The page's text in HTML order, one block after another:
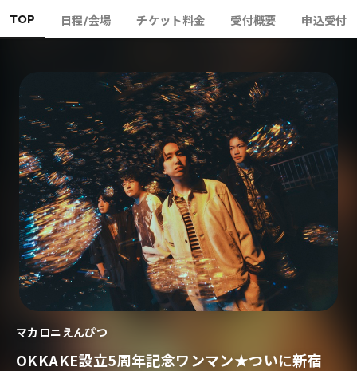
TOP 日程/会場 チケット料金 受付概要 申込受付
マカロニえんぴつ
OKKAKE設立5周年記念ワンマン★ついに新宿